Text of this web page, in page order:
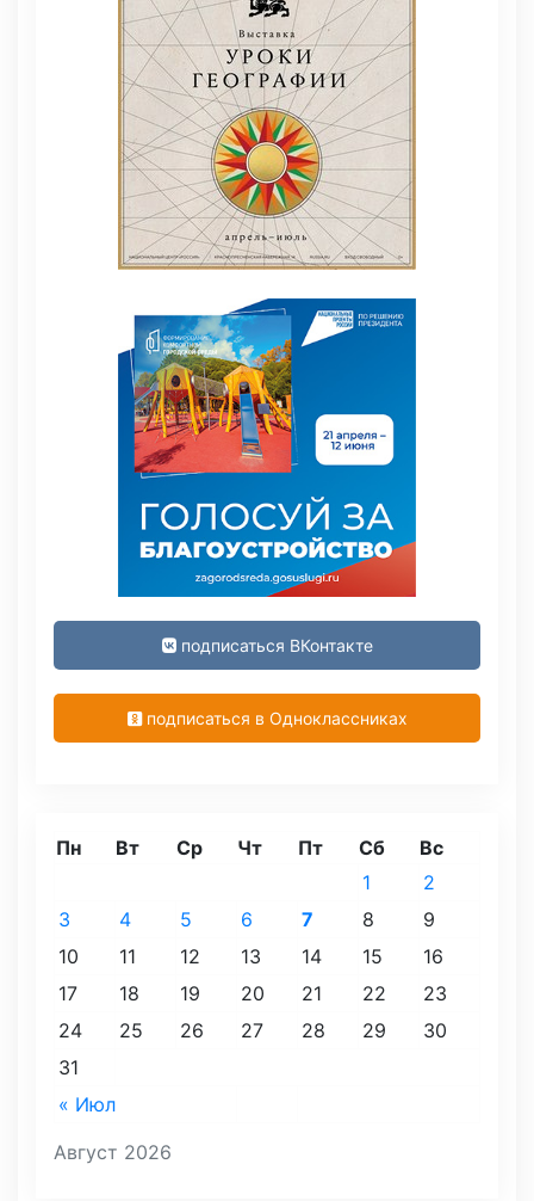
подписаться ВКонтакте
подписаться в Одноклассниках
Август 2026
Пн Вт Ср Чт Пт Сб Вс
« Июл
1
2
3
4 5 6 7 8
9
10
11 12 13 14 15
16
17
18 19 20 21 22
23
24
25 26 27 28 29
30
31